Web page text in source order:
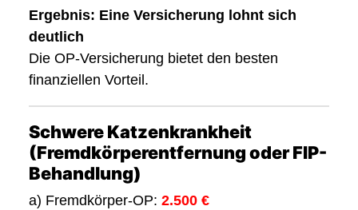
Ergebnis: Eine Versicherung lohnt sich
deutlich
Die OP-Versicherung bietet den besten
finanziellen Vorteil.
Schwere Katzenkrankheit
(Fremdkörperentfernung oder FIP-
Behandlung)
a) Fremdkörper-OP: 2.500 €